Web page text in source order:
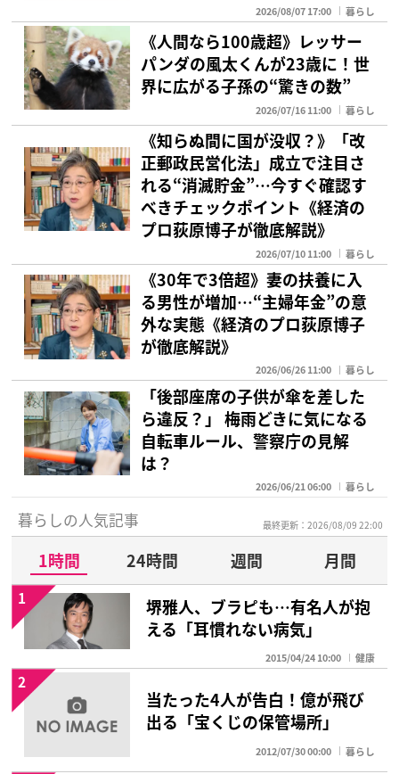
2026/08/07 17:00 暮らし
《人間なら100歳超》レッサー
パンダの風太くんが23歳に！世
界に広がる子孫の“驚きの数”
2026/07/16 11:00 暮らし
《知らぬ間に国が没収？》「改
正郵政民営化法」成立で注目さ
れる“消滅貯金”…今すぐ確認す
べきチェックポイント《経済の
プロ荻原博子が徹底解説》
2026/07/10 11:00 暮らし
《30年で3倍超》妻の扶養に入
る男性が増加…“主婦年金”の意
外な実態《経済のプロ荻原博子
が徹底解説》
2026/06/26 11:00 暮らし
「後部座席の子供が傘を差した
ら違反？」 梅雨どきに気になる
自転車ルール、警察庁の見解
は？
2026/06/21 06:00 暮らし
暮らしの人気記事 最終更新：2026/08/09 22:00
1時間 24時間 週間
月間
堺雅人、ブラピも…有名人が抱
える「耳慣れない病気」
2015/04/24 10:00 健康
1
当たった4人が告白！億が飛び
出る「宝くじの保管場所」
2012/07/30 00:00 暮らし
2